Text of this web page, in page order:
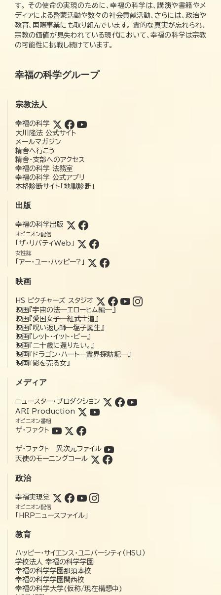
す。 その使命の実現のために、幸福の科学は、講演や書籍やメ
ディアによる啓蒙活動や数々の社会貢献活動、さらには、政治や
教育、国際事業にも取り組んでいます。 霊的な真実が忘れられ、
宗教の価値が見失われている現代において、幸福の科学は宗教
の可能性に挑戦し続けています。
幸福の科学グループ
宗教法人
幸福の科学
大川隆法 公式サイト
メールマガジン
精舎へ行こう
精舎・支部へのアクセス
幸福の科学 法務室
幸福の科学 公式アプリ
本格診断サイト「地獄診断」
出版
幸福の科学出版
オピニオン配信
「ザ・リバティWeb」
女性誌
「アー・ユー・ハッピー?」
映画
HS ピクチャーズ スタジオ
映画『宇宙の法―エローヒム編―』
映画『愛国女子―紅武士道』
映画『呪い返し師—塩子誕生』
映画『レット・イット・ビー』
映画『二十歳に還りたい。』
映画『ドラゴン・ハート―霊界探訪記―』
映画『影を売る女』
メディア
ニュースター・プロダクション
ARI Production
オピニオン番組
ザ・ファクト
ザ・ファクト 異次元ファイル
天使のモーニングコール
政治
幸福実現党
オピニオン配信
「HRPニュースファイル」
教育
ハッピー・サイエンス・ユニバーシティ（HSU）
学校法人 幸福の科学学園
幸福の科学学園那須本校
幸福の科学学園関西校
幸福の科学大学(仮称/現在構想中)